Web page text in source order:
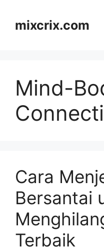
contentmixcrix.com
Mind-
Cara
Bersantai
Terbaik